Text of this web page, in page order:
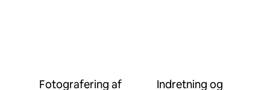
Fotografering af
Indretning og